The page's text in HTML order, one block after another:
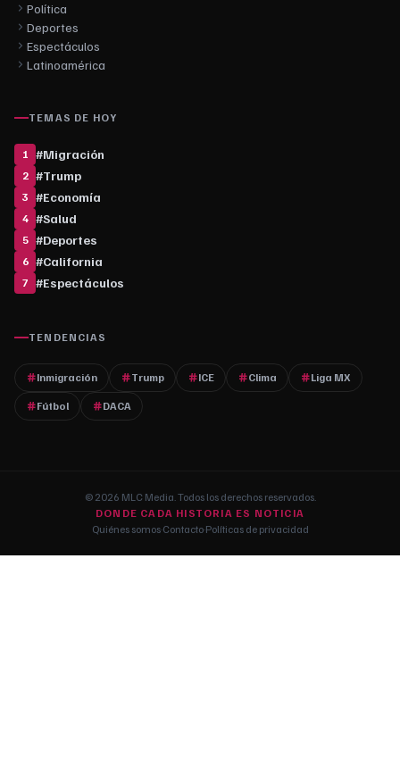
Política
Deportes
Espectáculos
Latinoamérica
TEMAS DE HOY
1 #Migración
2 #Trump
3 #Economía
4 #Salud
5 #Deportes
6 #California
7 #Espectáculos
TENDENCIAS
Inmigración Trump ICE Clima Liga MX
Fútbol DACA
© 2026 MLC Media. Todos los derechos reservados.
DONDE CADA HISTORIA ES NOTICIA
Quiénes somos·Contacto·Políticas de privacidad